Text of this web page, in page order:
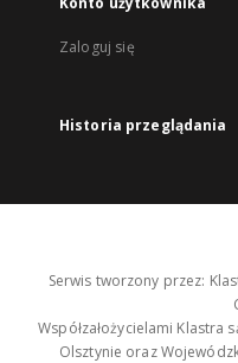
Zaloguj się
Historia przeglądania
Serwis tworzony przez:
Współzałożycielami Klastra
Olsztynie oraz